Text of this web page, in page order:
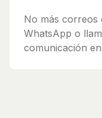
No más correos
WhatsApp o
comunicación